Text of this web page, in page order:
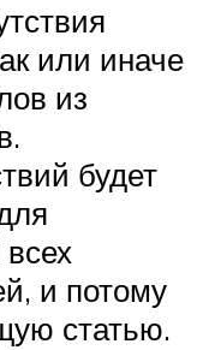
или иначе
из
будет
и потому
статью.